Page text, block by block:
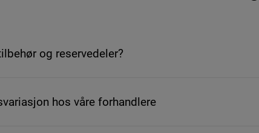
og reservedeler?
hos våre forhandlere